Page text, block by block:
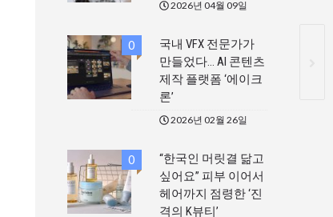
2026년 04월 09일
0
국내 VFX 전문가가
만들었다… AI 콘텐츠
제작 플랫폼 ‘에이크
론’
2026년 02월 26일
0
“한국인 머릿결 닮고
싶어요” 피부 이어서
헤어까지 점령한 ‘진
격의 K뷰티’